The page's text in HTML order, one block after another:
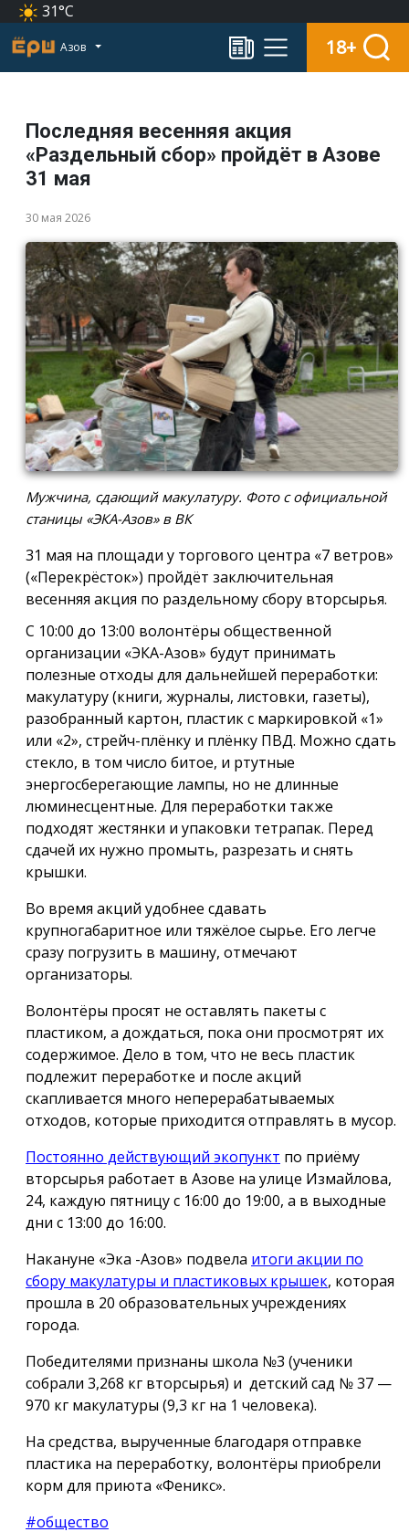
31°C
Азов 18+
Последняя весенняя акция
«Раздельный сбор» пройдёт в Азове
31 мая
30 мая 2026
Мужчина, сдающий макулатуру. Фото с официальной
станицы «ЭКА-Азов» в ВК
31 мая на площади у торгового центра «7 ветров»
(«Перекрёсток») пройдёт заключительная
весенняя акция по раздельному сбору вторсырья.
С 10:00 до 13:00 волонтёры общественной
организации «ЭКА-Азов» будут принимать
полезные отходы для дальнейшей переработки:
макулатуру (книги, журналы, листовки, газеты),
разобранный картон, пластик с маркировкой «1»
или «2», стрейч-плёнку и плёнку ПВД. Можно сдать
стекло, в том число битое, и ртутные
энергосберегающие лампы, но не длинные
люминесцентные. Для переработки также
подходят жестянки и упаковки тетрапак. Перед
сдачей их нужно промыть, разрезать и снять
крышки.
Во время акций удобнее сдавать
крупногабаритное или тяжёлое сырье. Его легче
сразу погрузить в машину, отмечают
организаторы.
Волонтёры просят не оставлять пакеты с
пластиком, а дождаться, пока они просмотрят их
содержимое. Дело в том, что не весь пластик
подлежит переработке и после акций
скапливается много неперерабатываемых
отходов, которые приходится отправлять в мусор.
Постоянно действующий экопункт по приёму
вторсырья работает в Азове на улице Измайлова,
24, каждую пятницу с 16:00 до 19:00, а в выходные
дни с 13:00 до 16:00.
Накануне «Эка -Азов» подвела итоги акции по
сбору макулатуры и пластиковых крышек, которая
прошла в 20 образовательных учреждениях
города.
Победителями признаны школа №3 (ученики
собрали 3,268 кг вторсырья) и детский сад № 37 —
970 кг макулатуры (9,3 кг на 1 человека).
На средства, вырученные благодаря отправке
пластика на переработку, волонтёры приобрели
корм для приюта «Феникс».
#общество